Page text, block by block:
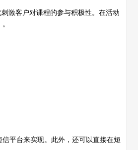
激客户对课程的参与积极性。在活动
平台来实现。此外，还可以直接在短